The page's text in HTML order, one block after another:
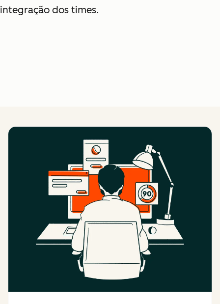
integração dos times.